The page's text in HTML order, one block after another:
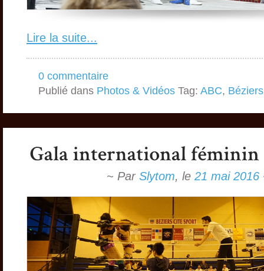
Lire la suite...
0 commentaire
Publié dans Photos & Vidéos Tag: ABC, Béziers
~ Par Slytom, le 21 mai 2016